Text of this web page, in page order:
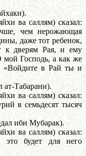
ва саллям) сказал:
чем нерожающая
даже тот ребенок,
к дверям Рая, и ему
Господь, а как же
«Войдите в Рай ты и
ат-Табарани).
ва саллям) сказал:
в семьдесят тысяч
ибн Мубарак).
ва саллям) сказал:
это будет для него